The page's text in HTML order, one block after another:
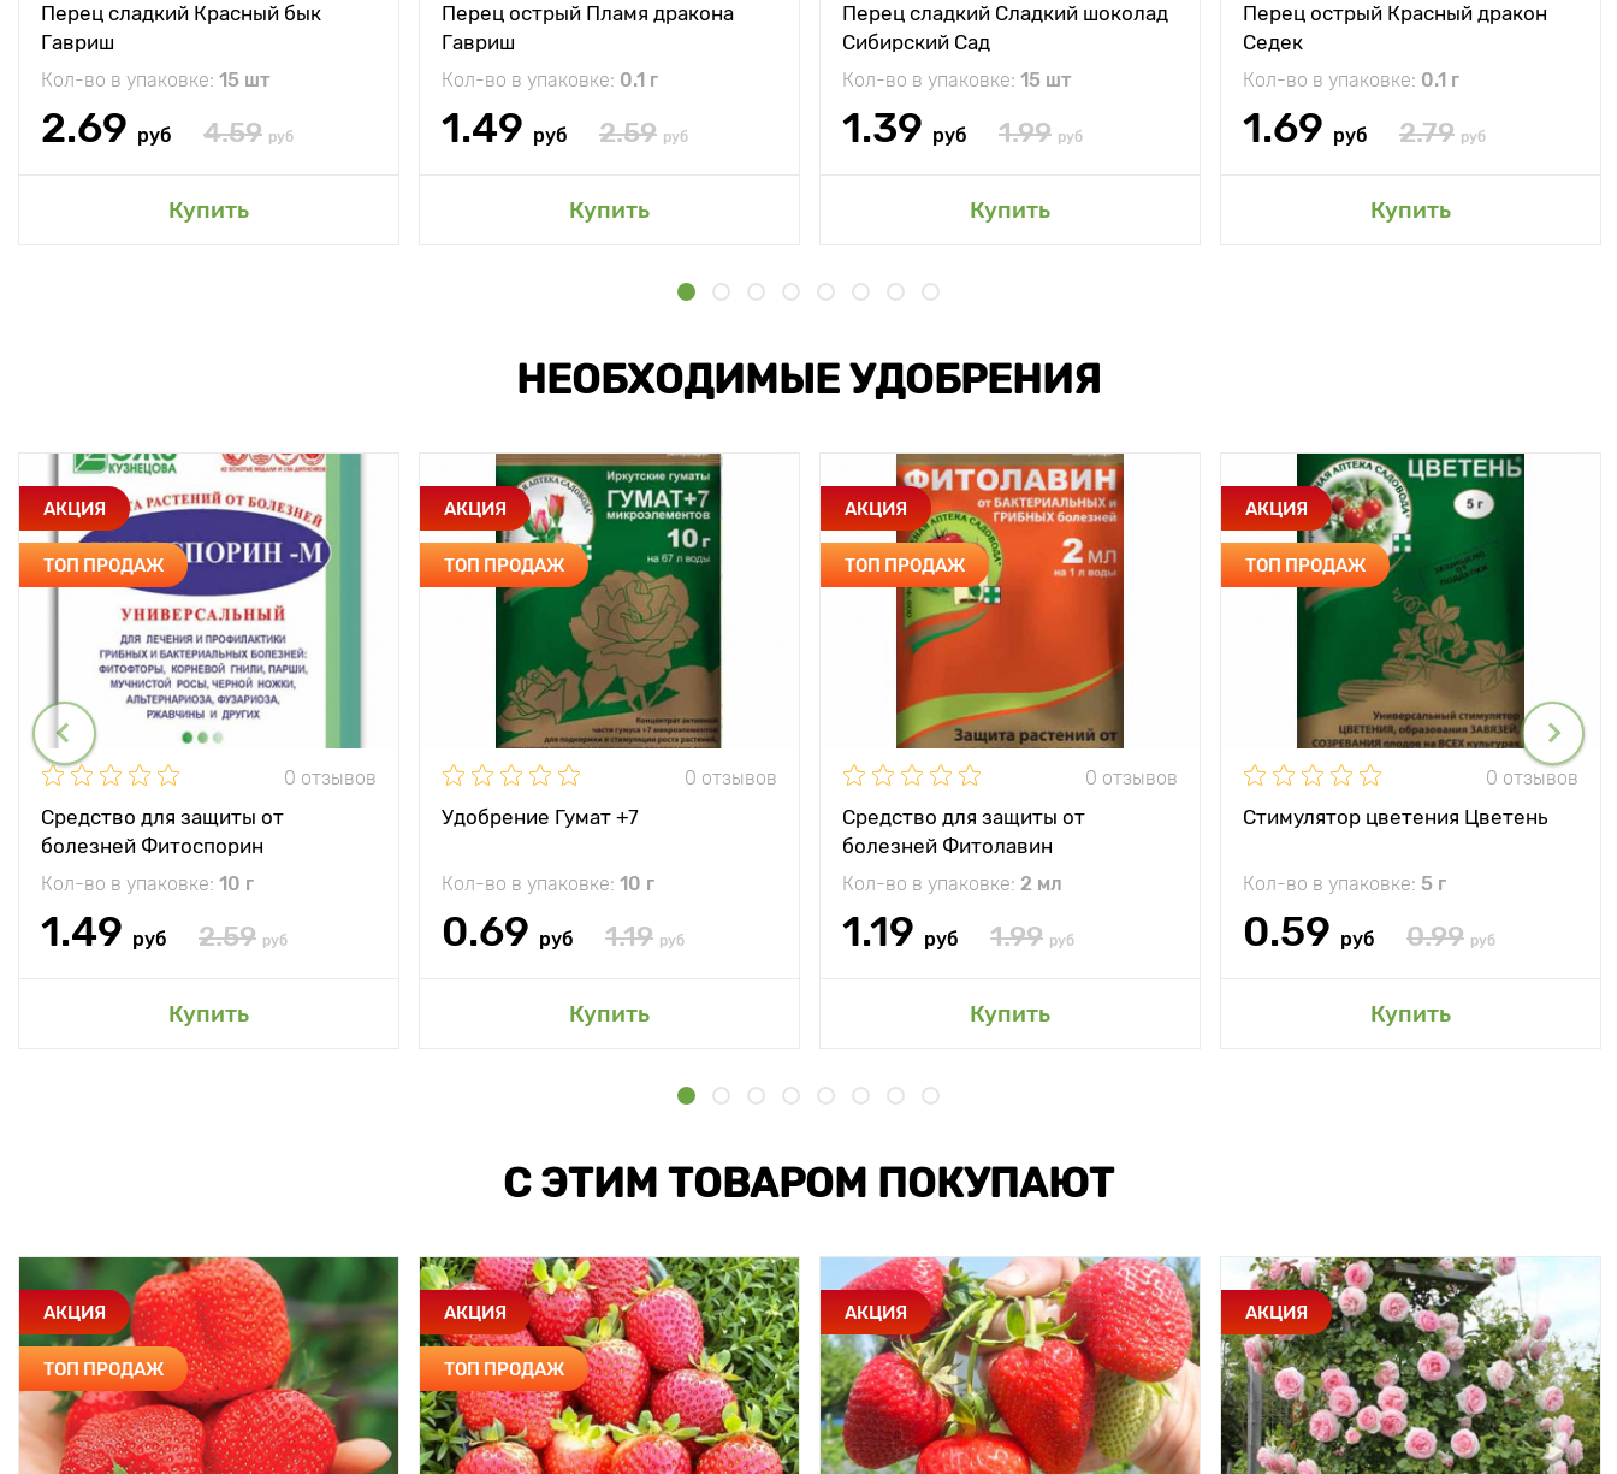
Перец сладкий Красный бык
Гавриш
Кол-во в упаковке: 15 шт
2.69 руб 4.59 руб
Купить
Перец острый Пламя дракона
Гавриш
Кол-во в упаковке: 0.1 г
1.49 руб 2.59 руб
Купить
Перец сладкий Сладкий шоколад
Сибирский Сад
Кол-во в упаковке: 15 шт
1.39 руб 1.99 руб
Купить
Перец острый Красный дракон
Седек
Кол-во в упаковке: 0.1 г
1.69 руб 2.79 руб
Купить
НЕОБХОДИМЫЕ УДОБРЕНИЯ
АКЦИЯ
ТОП ПРОДАЖ
0 отзывов
Средство для защиты от
болезней Фитоспорин
Кол-во в упаковке: 10 г
1.49 руб 2.59 руб
Купить
АКЦИЯ
ТОП ПРОДАЖ
0 отзывов
Удобрение Гумат +7
Кол-во в упаковке: 10 г
0.69 руб 1.19 руб
Купить
АКЦИЯ
ТОП ПРОДАЖ
0 отзывов
Средство для защиты от
болезней Фитолавин
Кол-во в упаковке: 2 мл
1.19 руб 1.99 руб
Купить
АКЦИЯ
ТОП ПРОДАЖ
0 отзывов
Стимулятор цветения Цветень
Кол-во в упаковке: 5 г
0.59 руб 0.99 руб
Купить
С ЭТИМ ТОВАРОМ ПОКУПАЮТ
АКЦИЯ
ТОП ПРОДАЖ
АКЦИЯ
ТОП ПРОДАЖ
АКЦИЯ АКЦИЯ